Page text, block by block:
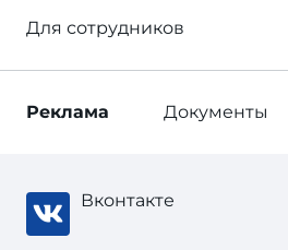
Для сотрудников
Реклама Документы
Вконтакте